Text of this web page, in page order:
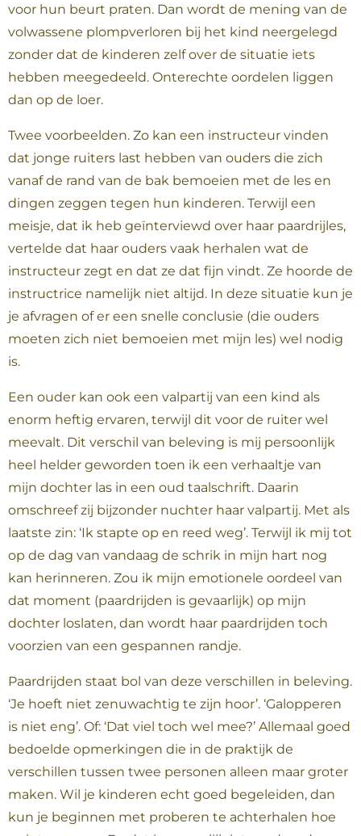
voor hun beurt praten. Dan wordt de mening van de
volwassene plompverloren bij het kind neergelegd
zonder dat de kinderen zelf over de situatie iets
hebben meegedeeld. Onterechte oordelen liggen
dan op de loer.
Twee voorbeelden. Zo kan een instructeur vinden
dat jonge ruiters last hebben van ouders die zich
vanaf de rand van de bak bemoeien met de les en
dingen zeggen tegen hun kinderen. Terwijl een
meisje, dat ik heb geïnterviewd over haar paardrijles,
vertelde dat haar ouders vaak herhalen wat de
instructeur zegt en dat ze dat fijn vindt. Ze hoorde de
instructrice namelijk niet altijd. In deze situatie kun je
je afvragen of er een snelle conclusie (die ouders
moeten zich niet bemoeien met mijn les) wel nodig
is.
Een ouder kan ook een valpartij van een kind als
enorm heftig ervaren, terwijl dit voor de ruiter wel
meevalt. Dit verschil van beleving is mij persoonlijk
heel helder geworden toen ik een verhaaltje van
mijn dochter las in een oud taalschrift. Daarin
omschreef zij bijzonder nuchter haar valpartij. Met als
laatste zin: ‘Ik stapte op en reed weg’. Terwijl ik mij tot
op de dag van vandaag de schrik in mijn hart nog
kan herinneren. Zou ik mijn emotionele oordeel van
dat moment (paardrijden is gevaarlijk) op mijn
dochter loslaten, dan wordt haar paardrijden toch
voorzien van een gespannen randje.
Paardrijden staat bol van deze verschillen in beleving.
‘Je hoeft niet zenuwachtig te zijn hoor’. ‘Galopperen
is niet eng’. Of: ‘Dat viel toch wel mee?’ Allemaal goed
bedoelde opmerkingen die in de praktijk de
verschillen tussen twee personen alleen maar groter
maken. Wil je kinderen echt goed begeleiden, dan
kun je beginnen met proberen te achterhalen hoe